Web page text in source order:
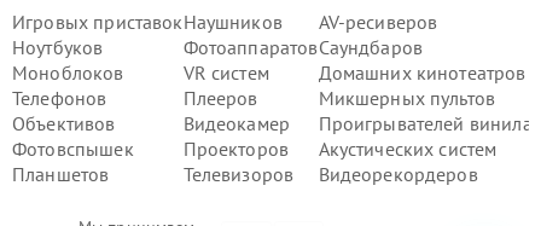
Игровых приставок
Ноутбуков
Моноблоков
Телефонов
Объективов
Фотовспышек
Планшетов
Наушников
Фотоаппаратов
VR систем
Плееров
Видеокамер
Проекторов
Телевизоров
AV-ресиверов
Саундбаров
Домашних кинотеатров
Микшерных пультов
Проигрывателей винила
Акустических систем
Видеорекордеров
FW390YFB в г.Самара
Ремонт ноутбука Sony VAIO VGN-
FW390YFB в г.
Пермь
Ремонт ноутбука Sony VAIO VGN-
FW390YFB в г.
Красноярск
Ремонт ноутбука Sony VAIO VGN-
FW390YFB в г.
Ижевск
Ремонт ноутбука Sony VAIO VGN-
FW390YFB в г.